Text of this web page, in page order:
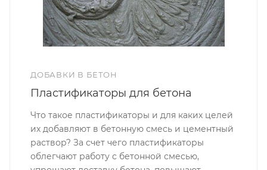
ДОБАВКИ В БЕТОН
Пластификаторы для бетона
Что такое пластификаторы и для каких целей
их добавляют в бетонную смесь и цементный
раствор? За счет чего пластификаторы
облегчают работу с бетонной смесью,